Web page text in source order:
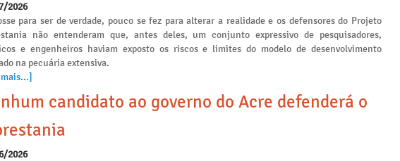
2026
para ser de verdade, pouco se fez para alterar a realidade e os defensores do Projeto
não entenderam que, antes deles, um conjunto expressivo de pesquisadores,
e engenheiros haviam exposto os riscos e limites do modelo de desenvolvimento
na pecuária extensiva.
candidato ao governo do Acre defenderá o
2026